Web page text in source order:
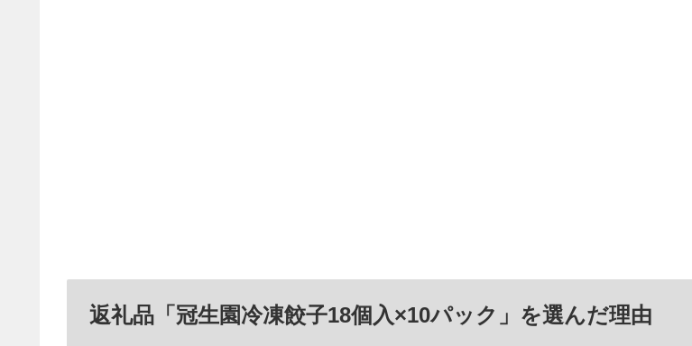
返礼品「冠生園冷凍餃子18個入×10パック」を選んだ理由